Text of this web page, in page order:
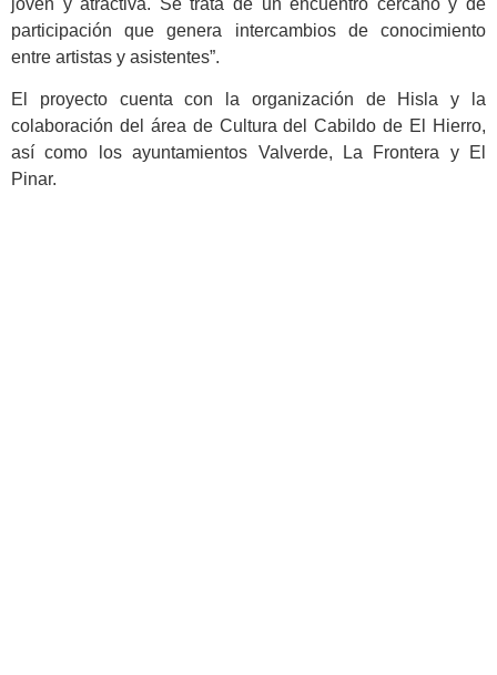
participación que genera intercambios de conocimiento
entre artistas y asistentes”.
El proyecto cuenta con la organización de Hisla y la
colaboración del área de Cultura del Cabildo de El Hierro,
así como los ayuntamientos Valverde, La Frontera y El
Pinar.